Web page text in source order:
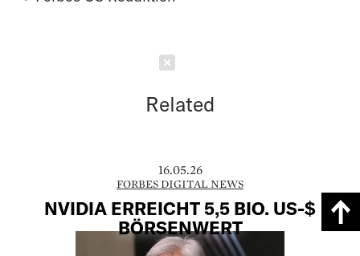
Related
16.05.26
FORBES DIGITAL NEWS
NVIDIA ERREICHT 5,5 BIO. US-$
BÖRSENWERT